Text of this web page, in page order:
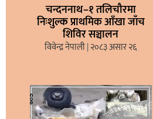
चन्दननाथ–१ तलिचौरमा
निःशुल्क प्राथमिक आँखा जाँच
शिविर सञ्चालन
विवेन्द्र नेपाली २०८३ असार २६